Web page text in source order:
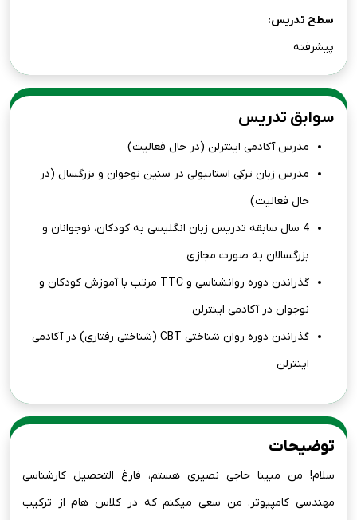
سطح تدریس:
پیشرفته
سوابق تدریس
مدرس آکادمی اینترلن (در حال فعالیت)
مدرس زبان ترکی استانبولی در سنین نوجوان و بزرگسال (در
حال فعالیت)
4 سال سابقه تدریس زبان انگلیسی به کودکان، نوجوانان و
بزرگسالان به صورت مجازی
گذراندن دوره روانشناسی و TTC مرتب با آموزش کودکان و
نوجوان در آکادمی اینترلن
گذراندن دوره روان شناختی CBT (شناختی رفتاری) در آکادمی
اینترلن
توضیحات
سلام! من مبینا حاجی نصیری هستم، فارغ التحصیل کارشناسی
مهندسی کامپیوتر. من سعی میکنم که در کلاس هام از ترکیب